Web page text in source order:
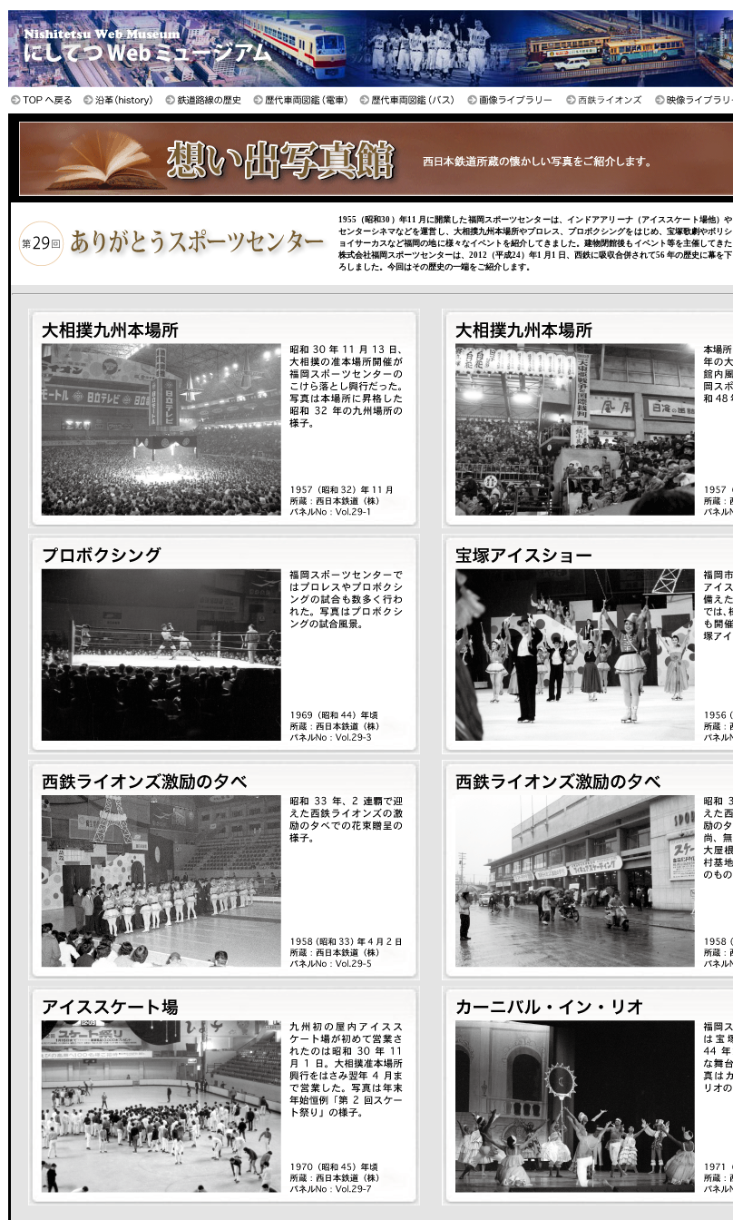
1955（昭和30）年11 月に開業した福岡スポーツセンターは、インドアアリーナ（アイススケート場他）や
センターシネマなどを運営し、大相撲九州本場所やプロレス、プロボクシングをはじめ、宝塚歌劇やボリシ
ョイサーカスなど福岡の地に様々なイベントを紹介してきました。建物閉館後もイベント等を主催してきた
株式会社福岡スポーツセンターは、2012（平成24）年1 月1 日、西鉄に吸収合併されて56 年の歴史に幕を下
ろしました。今回はその歴史の一端をご紹介します。